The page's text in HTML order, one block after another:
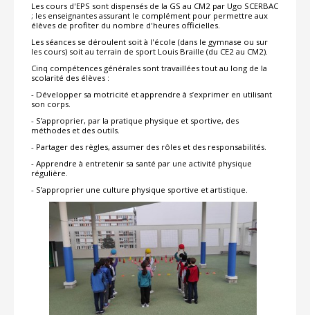
Les cours d'EPS sont dispensés de la GS au CM2 par Ugo SCERBAC
; les enseignantes assurant le complément pour permettre aux
élèves de profiter du nombre d'heures officielles.
Les séances se déroulent soit à l'école (dans le gymnase ou sur
les cours) soit au terrain de sport Louis Braille (du CE2 au CM2).
Cinq compétences générales sont travaillées tout au long de la
scolarité des élèves :
- Développer sa motricité et apprendre à s’exprimer en utilisant
son corps.
- S’approprier, par la pratique physique et sportive, des
méthodes et des outils.
- Partager des règles, assumer des rôles et des responsabilités.
- Apprendre à entretenir sa santé par une activité physique
régulière.
- S’approprier une culture physique sportive et artistique.